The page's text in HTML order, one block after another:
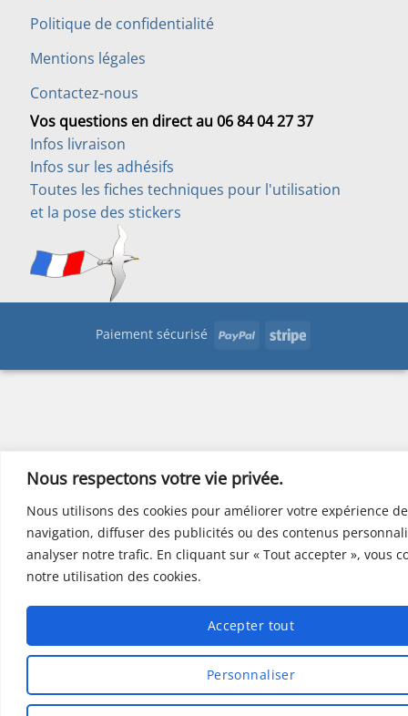
Nous respectons votre vie privée.
Nous utilisons des cookies pour améliorer votre expérience de
navigation, diffuser des publicités ou des contenus
analyser notre trafic. En cliquant sur « Tout accepter », vous
notre utilisation des cookies.
Personnaliser
Accepter tout
Politique de confidentialité
Mentions légales
Contactez-nous
Vos questions en direct au 06 84 04 27 37
Infos livraison
Infos sur les adhésifs
Toutes les fiches techniques pour l'utilisation
et la pose des stickers
Paiement sécurisé PayPal Stripe